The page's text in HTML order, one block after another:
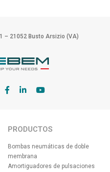
– 21052 Busto Arsizio (VA)
PRODUCTOS
Bombas neumáticas de doble
membrana
Amortiguadores de pulsaciones